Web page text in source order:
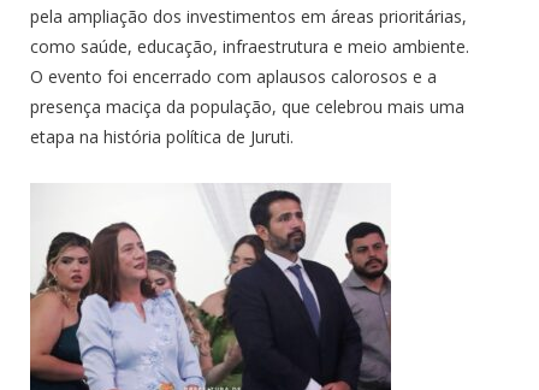
pela ampliação dos investimentos em áreas prioritárias,
como saúde, educação, infraestrutura e meio ambiente.
O evento foi encerrado com aplausos calorosos e a
presença maciça da população, que celebrou mais uma
etapa na história política de Juruti.